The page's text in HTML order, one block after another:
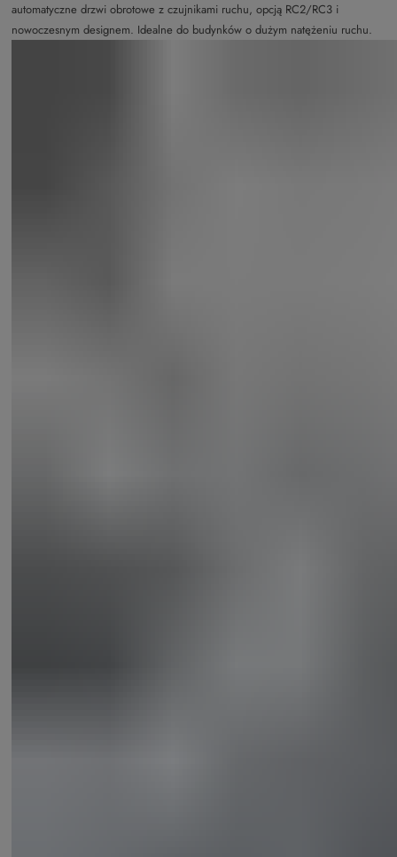
automatyczne drzwi obrotowe z czujnikami ruchu, opcją RC2/RC3 i
nowoczesnym designem. Idealne do budynków o dużym natężeniu ruchu.